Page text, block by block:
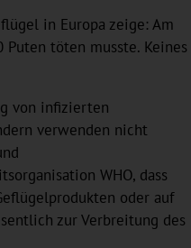
in Europa zeige: Am
töten musste. Keines
von infizierten
verwenden nicht
WHO, dass
oder auf
zur Verbreitung des